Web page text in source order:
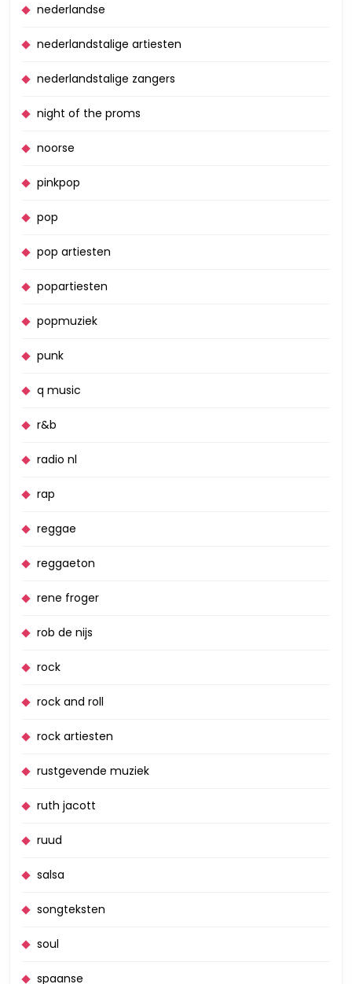
nederlandse
nederlandstalige artiesten
nederlandstalige zangers
night of the proms
noorse
pinkpop
pop
pop artiesten
popartiesten
popmuziek
punk
q music
r&b
radio nl
rap
reggae
reggaeton
rene froger
rob de nijs
rock
rock and roll
rock artiesten
rustgevende muziek
ruth jacott
ruud
salsa
songteksten
soul
spaanse